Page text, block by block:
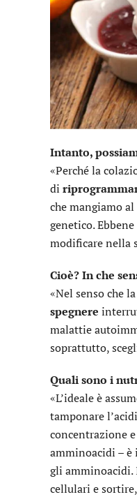
Intanto,
«Perché la
di
che mangiamo
genetico.
modificare nella
Cioè? In che
«Nel senso che
spegnere
malattie
soprattutto,
Quali sono i
«L’ideale è
tamponare
concentrazione
amminoacidi – è
gli amminoacidi.
cellulari e